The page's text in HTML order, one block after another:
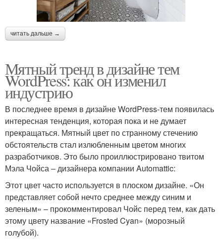
читать дальше →
Мятный тренд в дизайне тем
WordPress: как он изменил
индустрию
В последнее время в дизайне WordPress-тем появилась
интересная тенденция, которая пока и не думает
прекращаться. Мятный цвет по странному стечению
обстоятельств стал излюбленным цветом многих
разработчиков. Это было проиллюстрировано твитом
Мэла Чойса – дизайнера компании Automattic:
Этот цвет часто используется в плоском дизайне. «Он
представляет собой нечто среднее между синим и
зеленым» – прокомментировал Чойс перед тем, как дать
этому цвету название «Frosted Cyan» (морозный
голубой).